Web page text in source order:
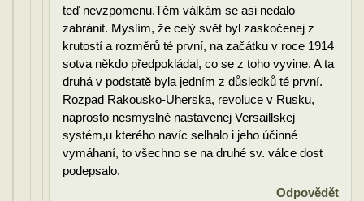
teď nevzpomenu.Těm válkám se asi nedalo
zabránit. Myslím, že celý svět byl zaskočenej z
krutostí a rozměrů té první, na začátku v roce 1914
sotva někdo předpokládal, co se z toho vyvine. A ta
druhá v podstatě byla jedním z důsledků té první.
Rozpad Rakousko-Uherska, revoluce v Rusku,
naprosto nesmyslně nastavenej Versaillskej
systém,u kterého navíc selhalo i jeho účinné
vymáhaní, to všechno se na druhé sv. válce dost
podepsalo.
Odpovědět